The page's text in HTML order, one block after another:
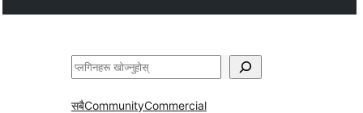
खोज्नुहोस्
सबैCommunityCommercial